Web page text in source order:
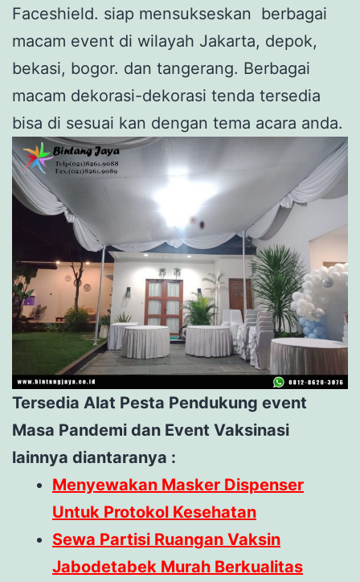
Faceshield. siap mensukseskan berbagai
macam event di wilayah Jakarta, depok,
bekasi, bogor. dan tangerang. Berbagai
macam dekorasi-dekorasi tenda tersedia
bisa di sesuai kan dengan tema acara anda.
Tersedia Alat Pesta Pendukung event
Masa Pandemi dan Event Vaksinasi
lainnya diantaranya :
Menyewakan Masker Dispenser
Untuk Protokol Kesehatan
Sewa Partisi Ruangan Vaksin
Jabodetabek Murah Berkualitas